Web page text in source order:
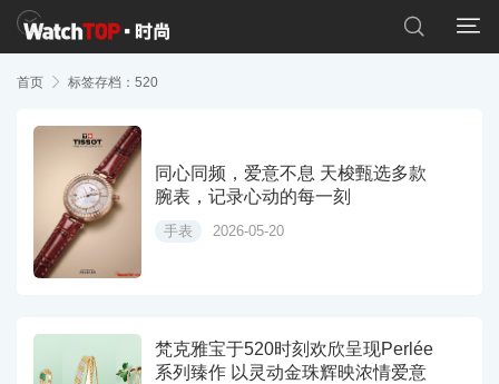


首页  标签存档：520
同心同频，爱意不息 天梭甄选多款
腕表，记录心动的每一刻
手表 2026-05-20
梵克雅宝于520时刻欢欣呈现Perlée
系列臻作 以灵动金珠辉映浓情爱意